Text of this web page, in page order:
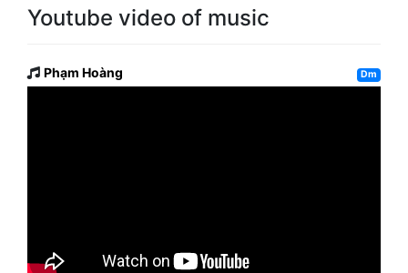
Youtube video of music
Phạm Hoàng Dm